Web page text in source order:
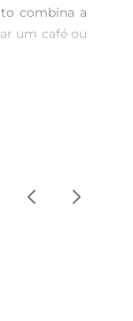
combina a
um café ou